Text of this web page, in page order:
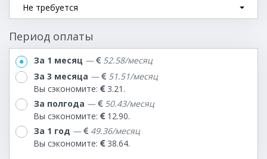
Не требуется
Период оплаты
За 1 месяц — 52.58/месяц
За 3 месяца — 51.51/месяц
Вы сэкономите:
3.21.
За полгода — 50.43/месяц
Вы сэкономите:
12.90.
За 1 год — 49.36/месяц
Вы сэкономите:
38.64.